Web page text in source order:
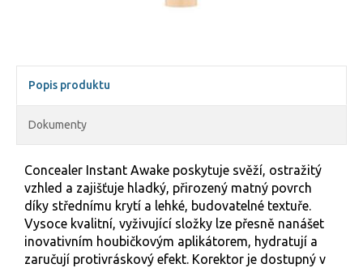
Popis produktu
Dokumenty
Concealer Instant Awake poskytuje svěží, ostražitý
vzhled a zajišťuje hladký, přirozený matný povrch
díky střednímu krytí a lehké, budovatelné textuře.
Vysoce kvalitní, vyživující složky lze přesně nanášet
inovativním houbičkovým aplikátorem, hydratují a
zaručují protivráskový efekt. Korektor je dostupný v